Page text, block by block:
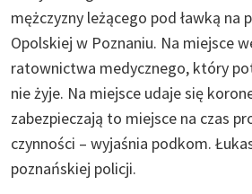
mężczyzny leżącego pod ławką na
Opolskiej w Poznaniu. Na miejsce
ratownictwa medycznego, który
nie żyje. Na miejsce udaje się
zabezpieczają to miejsce na czas
czynności – wyjaśnia podkom.
poznańskiej policji.